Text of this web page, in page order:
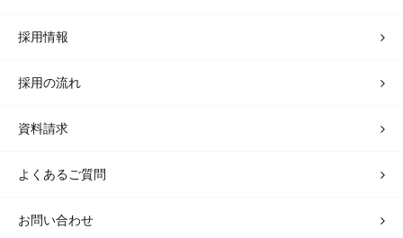
採用情報
採用の流れ
資料請求
よくあるご質問
お問い合わせ